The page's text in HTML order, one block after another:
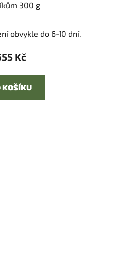
300 g
obvykle do 6-10 dní.
Kč
KOŠÍKU